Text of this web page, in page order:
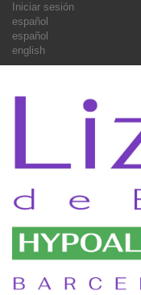
Iniciar sesión
español
español
english